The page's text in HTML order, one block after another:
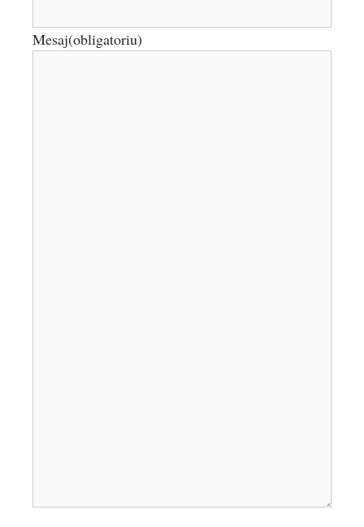
Mesaj(obligatoriu)